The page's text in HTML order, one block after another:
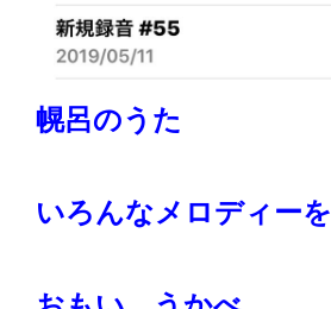
幌呂のうた
いろんなメロディーを